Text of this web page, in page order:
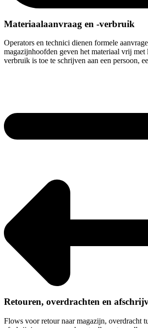
Materiaalaanvraag en -verbruik
Operators en technici dienen formele
magazijnhoofden geven het materiaal vrij met
verbruik is toe te schrijven aan een persoon,
Retouren, overdrachten en
Flows voor retour naar magazijn, overdracht